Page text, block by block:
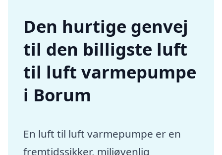
Den hurtige genvej
til den billigste luft
til luft varmepumpe
i Borum
En luft til luft varmepumpe er en
fremtidssikker, miljøvenlig